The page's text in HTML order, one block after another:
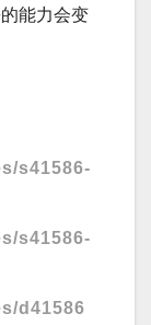
能力会变
s41586-
s41586-
d41586